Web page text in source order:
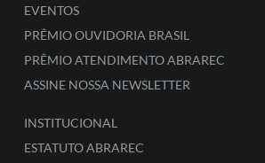
EVENTOS
PRÊMIO OUVIDORIA BRASIL
PRÊMIO ATENDIMENTO ABRAREC
ASSINE NOSSA NEWSLETTER
INSTITUCIONAL
ESTATUTO ABRAREC